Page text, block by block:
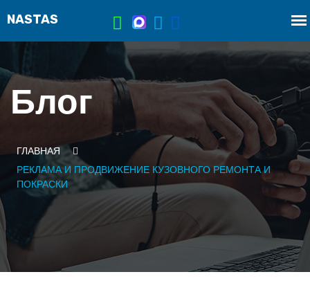
Блог
ГЛАВНАЯ
РЕКЛАМА И ПРОДВИЖЕНИЕ КУЗОВНОГО РЕМОНТА И
ПОКРАСКИ